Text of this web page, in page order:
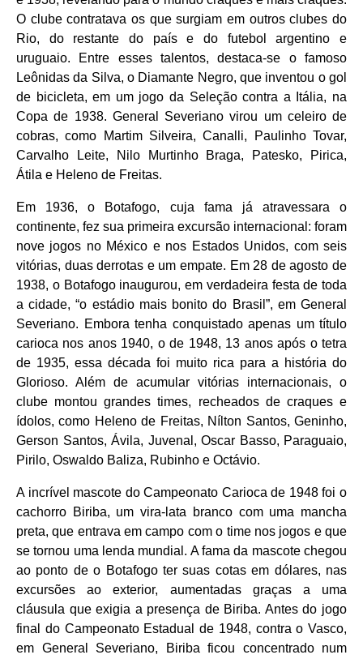
O clube contratava os que surgiam em outros clubes do
Rio, do restante do país e do futebol argentino e
uruguaio. Entre esses talentos, destaca-se o famoso
Leônidas da Silva, o Diamante Negro, que inventou o gol
de bicicleta, em um jogo da Seleção contra a Itália, na
Copa de 1938. General Severiano virou um celeiro de
cobras, como Martim Silveira, Canalli, Paulinho Tovar,
Carvalho Leite, Nilo Murtinho Braga, Patesko, Pirica,
Átila e Heleno de Freitas.
Em 1936, o Botafogo, cuja fama já atravessara o
continente, fez sua primeira excursão internacional: foram
nove jogos no México e nos Estados Unidos, com seis
vitórias, duas derrotas e um empate. Em 28 de agosto de
1938, o Botafogo inaugurou, em verdadeira festa de toda
a cidade, “o estádio mais bonito do Brasil”, em General
Severiano. Embora tenha conquistado apenas um título
carioca nos anos 1940, o de 1948, 13 anos após o tetra
de 1935, essa década foi muito rica para a história do
Glorioso. Além de acumular vitórias internacionais, o
clube montou grandes times, recheados de craques e
ídolos, como Heleno de Freitas, Nílton Santos, Geninho,
Gerson Santos, Ávila, Juvenal, Oscar Basso, Paraguaio,
Pirilo, Oswaldo Baliza, Rubinho e Octávio.
A incrível mascote do Campeonato Carioca de 1948 foi o
cachorro Biriba, um vira-lata branco com uma mancha
preta, que entrava em campo com o time nos jogos e que
se tornou uma lenda mundial. A fama da mascote chegou
ao ponto de o Botafogo ter suas cotas em dólares, nas
excursões ao exterior, aumentadas graças a uma
cláusula que exigia a presença de Biriba. Antes do jogo
final do Campeonato Estadual de 1948, contra o Vasco,
em General Severiano, Biriba ficou concentrado num